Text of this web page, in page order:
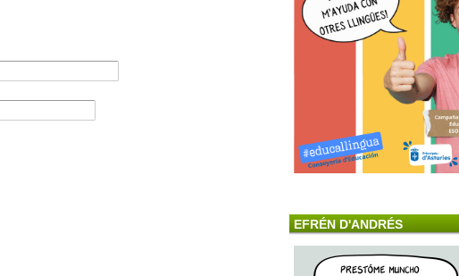
EFRÉN D'ANDRÉS